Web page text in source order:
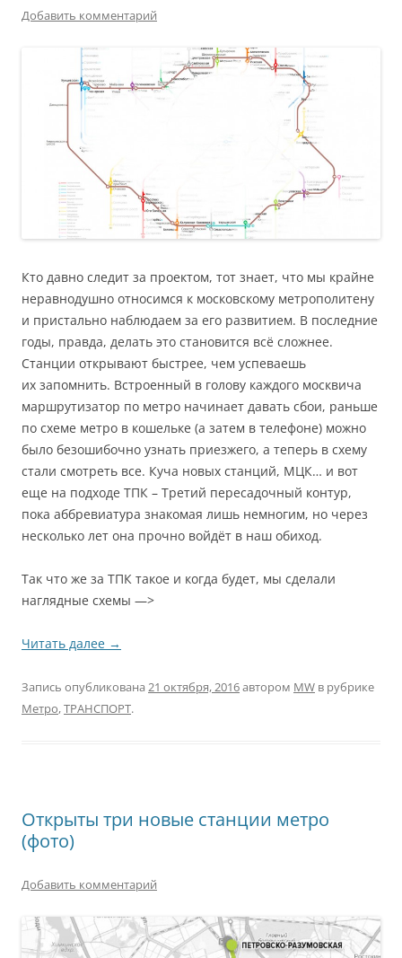
Добавить комментарий
Кто давно следит за проектом, тот знает, что мы крайне
неравнодушно относимся к московскому метрополитену
и пристально наблюдаем за его развитием. В последние
годы, правда, делать это становится всё сложнее.
Станции открывают быстрее, чем успеваешь
их запомнить. Встроенный в голову каждого москвича
маршрутизатор по метро начинает давать сбои, раньше
по схеме метро в кошельке (а затем в телефоне) можно
было безошибочно узнать приезжего, а теперь в схему
стали смотреть все. Куча новых станций, МЦК… и вот
еще на подходе ТПК – Третий пересадочный контур,
пока аббревиатура знакомая лишь немногим, но через
несколько лет она прочно войдёт в наш обиход.
Так что же за ТПК такое и когда будет, мы сделали
наглядные схемы —>
Читать далее →
Запись опубликована 21 октября, 2016автором MW в рубрике
Метро,ТРАНСПОРТ.
Открыты три новые станции метро
(фото)
Добавить комментарий